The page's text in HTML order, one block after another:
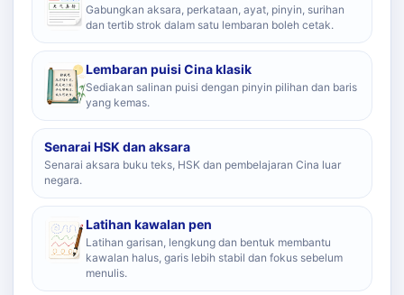
Gabungkan aksara, perkataan, ayat, pinyin, surihan
dan tertib strok dalam satu lembaran boleh cetak.
Lembaran puisi Cina klasik
Sediakan salinan puisi dengan pinyin pilihan dan baris
yang kemas.
Senarai HSK dan aksara
Senarai aksara buku teks, HSK dan pembelajaran Cina luar
negara.
Latihan kawalan pen
Latihan garisan, lengkung dan bentuk membantu
kawalan halus, garis lebih stabil dan fokus sebelum
menulis.